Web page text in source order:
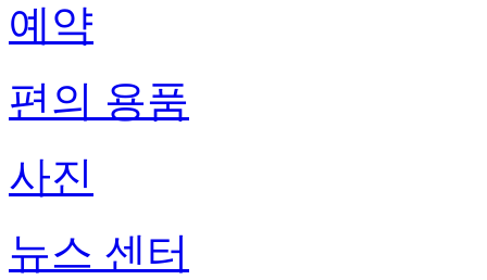
예약
편의 용품
사진
뉴스 센터